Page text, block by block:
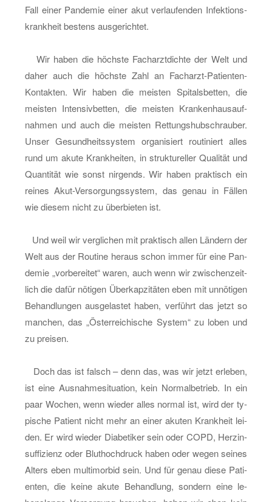
Fall einer Pan­de­mie einer akut ver­lau­fen­den In­fek­ti­ons­
krank­heit bes­tens aus­ge­rich­tet.
Wir haben die höchs­te Fach­arzt­dich­te der Welt und
daher auch die höchs­te Zahl an Fach­arzt-Pa­ti­en­ten-
Kon­tak­ten. Wir haben die meis­ten Spi­tals­bet­ten, die
meis­ten In­ten­siv­bet­ten, die meis­ten Kran­ken­haus­auf­
nah­men und auch die meis­ten Ret­tungs­hub­schrau­ber.
Unser Ge­sund­heits­sys­tem or­ga­ni­siert rou­ti­niert alles
rund um akute Krank­hei­ten, in struk­tu­rel­ler Qua­li­tät und
Quan­ti­tät wie sonst nir­gends. Wir haben prak­tisch ein
rei­nes Akut-Ver­sor­gungs­sys­tem, das genau in Fäl­len
wie die­sem nicht zu über­bie­ten ist.
Und weil wir ver­gli­chen mit prak­tisch allen Län­dern der
Welt aus der Rou­ti­ne her­aus schon immer für eine Pan­
de­mie „vor­be­rei­tet“ waren, auch wenn wir zwi­schen­zeit­
lich die dafür nö­ti­gen Über­kap­zi­tä­ten eben mit un­nö­ti­gen
Be­hand­lun­gen aus­ge­las­tet haben, ver­führt das jetzt so
man­chen, das „Ös­ter­rei­chi­sche Sys­tem“ zu loben und
zu prei­sen.
Doch das ist falsch – denn das, was wir jetzt er­le­ben,
ist eine Aus­nah­me­si­tua­ti­on, kein Nor­mal­be­trieb. In ein
paar Wo­chen, wenn wie­der alles nor­mal ist, wird der ty­
pi­sche Pa­ti­ent nicht mehr an einer aku­ten Krank­heit lei­
den. Er wird wie­der Dia­be­ti­ker sein oder COPD, Herz­in­
suf­fi­zi­enz oder Blut­hoch­druck haben oder wegen sei­nes
Al­ters eben mul­ti­mor­bid sein. Und für genau diese Pa­ti­
en­ten, die keine akute Be­hand­lung, son­dern eine le­